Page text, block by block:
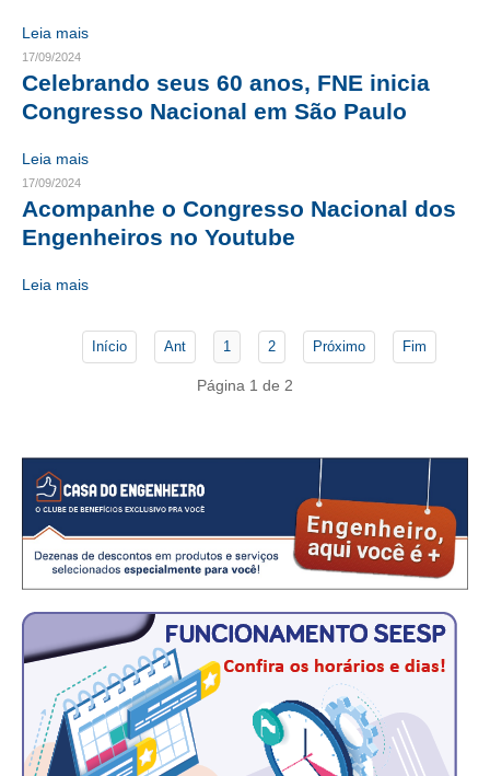
CURSOS
SEESP EDUCAÇÃO
PLATAFORMAS GRATUITAS
CONVÊNIOS
CONSÓRCIOS
CAMPANHAS SALARIAIS
PALAVRA DO MURILO
NOTÍCIAS
CONTEÚDO ESPECIAL
JORNAL DO ENGENHEIRO
Leia mais
17/09/2024
Celebrando seus 60 anos, FNE inicia
Congresso Nacional em São Paulo
Leia mais
17/09/2024
Acompanhe o Congresso Nacional dos
Engenheiros no Youtube
Leia mais
Início Ant 1 2 Próximo Fim
Página 1 de 2